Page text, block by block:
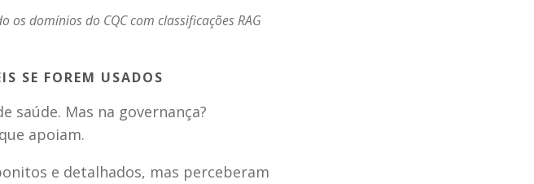
domínios do CQC com classificações RAG
SE FOREM USADOS
saúde. Mas na governança?
apoiam.
e detalhados, mas perceberam